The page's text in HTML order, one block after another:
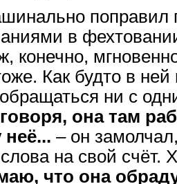
поправил
в
конечно,
Как будто в
ни с
она там
неё... – он
на свой счёт.
что она